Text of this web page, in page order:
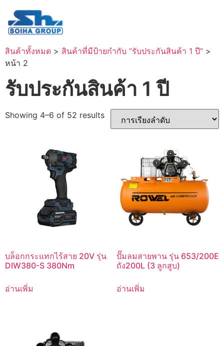
สินค้าทั้งหมด > สินค้าที่มีป้ายกำกับ “รับประกันสินค้า 1 ปี” >
หน้า 2
รับประกันสินค้า 1 ปี
Showing 4–6 of 52 results
บล็อกกระแทกไร้สาย 20V รุ่น
DIW380-S 380Nm
อ่านเพิ่ม
ปั๊มลมสายพาน รุ่น 653/200E
ถัง200L (3 ลูกสูบ)
อ่านเพิ่ม